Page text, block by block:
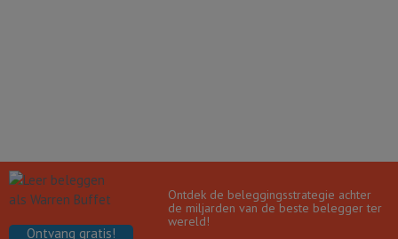
Ontdek de beleggingsstrategie achter
de miljarden van de beste belegger ter
wereld!
Ontvang gratis!